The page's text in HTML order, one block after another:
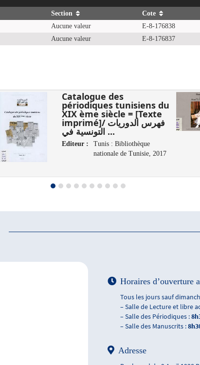
Section Cote
Aucune valeur E-8-176838
Aucune valeur E-8-176837
Catalogue des
périodiques tunisiens du
XIX ème siècle = [Texte
imprimé]/ فهرس الدوريات
التونسية في ...
Editeur :
Tunis : Bibliothèque
nationale de Tunisie, 2017
Horaires d’ouverture
Tous les jours sauf
– Salle de Lecture et libre
– Salle des Périodiques :
– Salle des Manuscrits :
Adresse